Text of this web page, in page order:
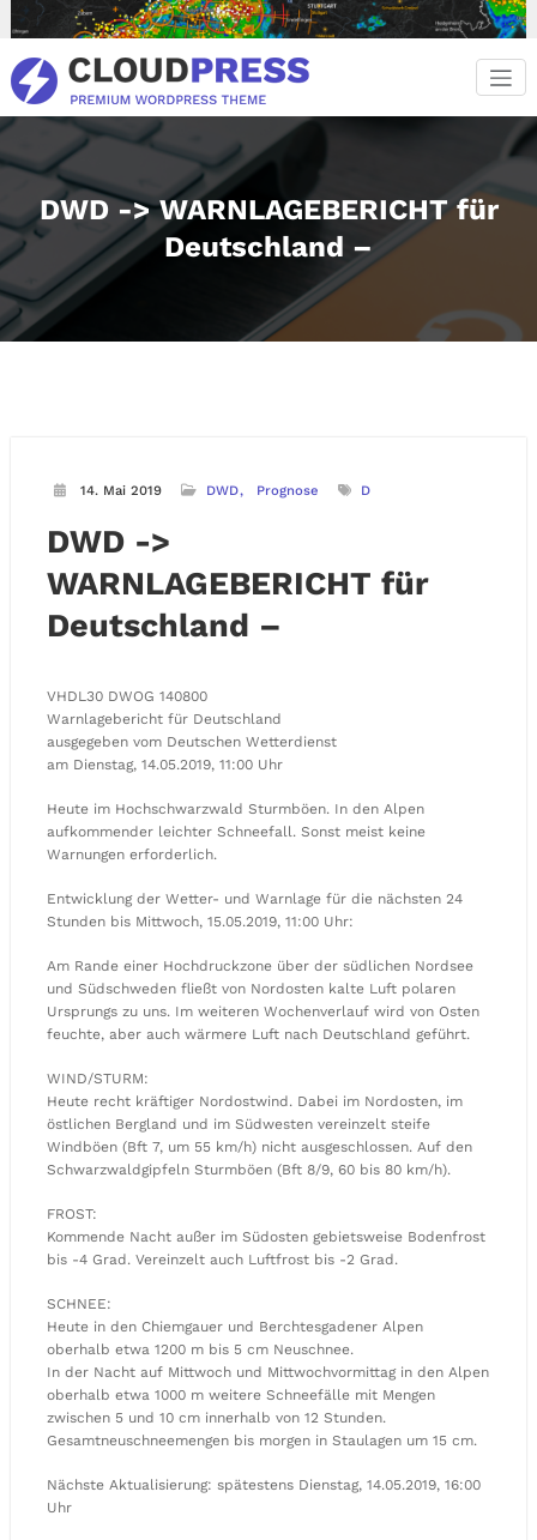
Inhalt
springen
DWD -> WARNLAGEBERICHT für
Deutschland –
14. Mai 2019 DWD Prognose D
DWD ->
WARNLAGEBERICHT für
Deutschland –
VHDL30 DWOG 140800
Warnlagebericht für Deutschland
ausgegeben vom Deutschen Wetterdienst
am Dienstag, 14.05.2019, 11:00 Uhr
Heute im Hochschwarzwald Sturmböen. In den Alpen
aufkommender leichter Schneefall. Sonst meist keine
Warnungen erforderlich.
Entwicklung der Wetter- und Warnlage für die nächsten 24
Stunden bis Mittwoch, 15.05.2019, 11:00 Uhr:
Am Rande einer Hochdruckzone über der südlichen Nordsee
und Südschweden fließt von Nordosten kalte Luft polaren
Ursprungs zu uns. Im weiteren Wochenverlauf wird von Osten
feuchte, aber auch wärmere Luft nach Deutschland geführt.
WIND/STURM:
Heute recht kräftiger Nordostwind. Dabei im Nordosten, im
östlichen Bergland und im Südwesten vereinzelt steife
Windböen (Bft 7, um 55 km/h) nicht ausgeschlossen. Auf den
Schwarzwaldgipfeln Sturmböen (Bft 8/9, 60 bis 80 km/h).
FROST:
Kommende Nacht außer im Südosten gebietsweise Bodenfrost
bis -4 Grad. Vereinzelt auch Luftfrost bis -2 Grad.
SCHNEE:
Heute in den Chiemgauer und Berchtesgadener Alpen
oberhalb etwa 1200 m bis 5 cm Neuschnee.
In der Nacht auf Mittwoch und Mittwochvormittag in den Alpen
oberhalb etwa 1000 m weitere Schneefälle mit Mengen
zwischen 5 und 10 cm innerhalb von 12 Stunden.
Gesamtneuschneemengen bis morgen in Staulagen um 15 cm.
Nächste Aktualisierung: spätestens Dienstag, 14.05.2019, 16:00
Uhr